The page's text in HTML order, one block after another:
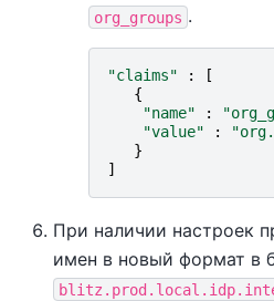
org_groups .
"claims" :
[
{
"name"
:
"value"
:
}
]
При наличии настроек
имен в новый формат в